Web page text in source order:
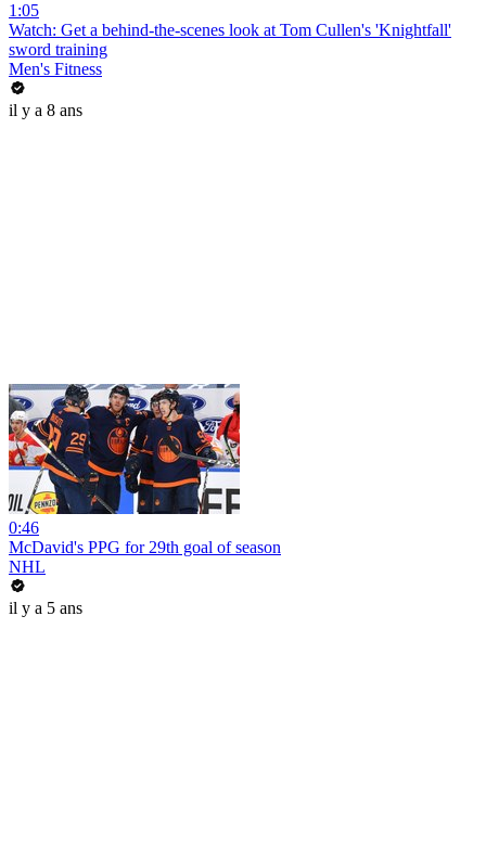
1:05
Watch: Get a behind-the-scenes look at Tom Cullen's 'Knightfall'
sword training
Men's Fitness
il y a 8 ans
0:46
McDavid's PPG for 29th goal of season
NHL
il y a 5 ans